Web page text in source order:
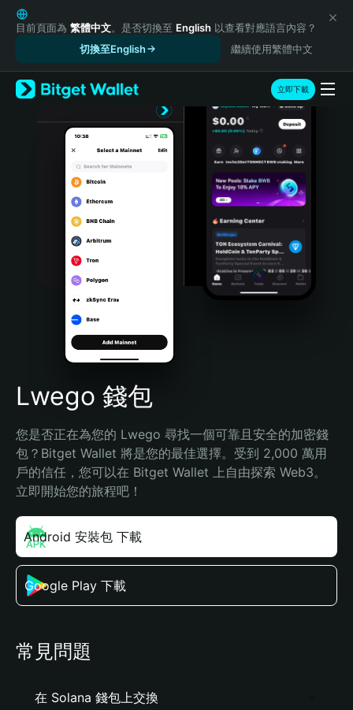
English
日本語
Русский
Español (Latinoamérica)
Türkçe
Português (Portugal)
Bahasa Indonesia
Português (Brasil)
Español (Argentina)
目前頁面為 繁體中文。是否切換至 English 以查看對應語言內容？
切換至English
繼續使用繁體中文
立即下載
Lwego 錢包
您是否正在為您的 Lwego 尋找一個可靠且安全的加密錢
包？Bitget Wallet 將是您的最佳選擇。受到 2,000 萬用
戶的信任，您可以在 Bitget Wallet 上自由探索 Web3。
立即開始您的旅程吧！
Android 安裝包 下載
Google Play 下載
常見問題
在 Solana 錢包上交換